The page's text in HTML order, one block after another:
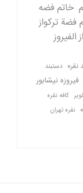
خاتم فضه
فضة تركواز
نقره دستبند
فیروزه نیشابور
کافه نقره
نقره تهران